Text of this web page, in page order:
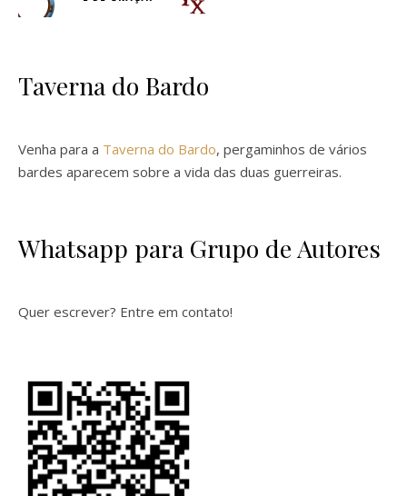
Taverna do Bardo
Venha para a Taverna do Bardo, pergaminhos de vários
bardes aparecem sobre a vida das duas guerreiras.
Whatsapp para Grupo de Autores
Quer escrever? Entre em contato!